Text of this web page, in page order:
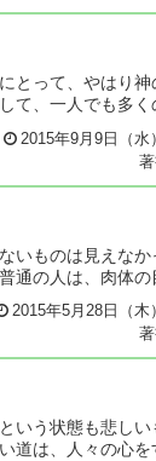
とって、やはり神
て、一人でも多く
2015年9月9日（水）
いものは見えなか
通の人は、肉体の
2015年5月28日（木）
いう状態も悲しい
道は、人々の心を